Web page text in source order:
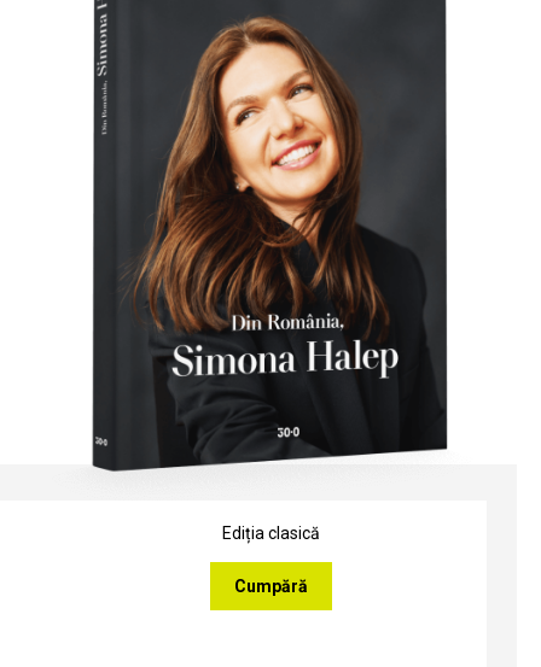
Ediția clasică
Cumpără